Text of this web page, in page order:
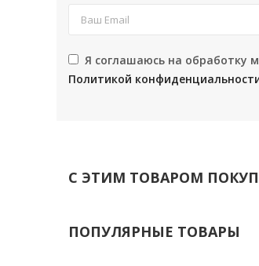
Я соглашаюсь на обработку
Политикой
С ЭТИМ ТОВАРОМ
ПОПУЛЯРНЫЕ ТОВАРЫ